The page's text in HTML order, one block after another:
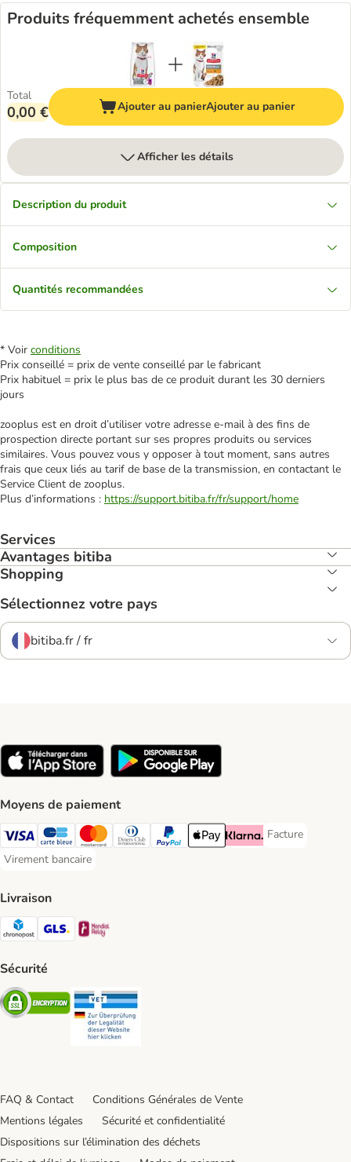
Produits fréquemment achetés ensemble
Total
0,00 € Ajouter au panierAjouter au panier
Afficher les détails
Description du produit
Composition
Quantités recommandées
* Voir conditions
Prix conseillé = prix de vente conseillé par le fabricant
Prix habituel = prix le plus bas de ce produit durant les 30 derniers
jours
zooplus est en droit d’utiliser votre adresse e‑mail à des fins de
prospection directe portant sur ses propres produits ou services
similaires. Vous pouvez vous y opposer à tout moment, sans autres
frais que ceux liés au tarif de base de la transmission, en contactant le
Service Client de zooplus.
Plus d’informations : https://support.bitiba.fr/fr/support/home
Services
Avantages bitiba
Shopping
Sélectionnez votre pays
bitiba.fr / fr
Moyens de paiement
Visa Payment Method
carte bleue Payment Method
Master Card Payment Method
Diners Club Payment Method
Paypal Payment Method
Apple Pay Payment Method
Klarna Payment Method
Facture
Facture
Virement bancaire
Virement bancaire Payment Method
Livraison
Chronopost Shipping Method
GLS Shipping Method
Sécurité
Security
FAQ & Contact
Conditions Générales de Vente
Mentions légales
Sécurité et confidentialité
Dispositions sur l’élimination des déchets